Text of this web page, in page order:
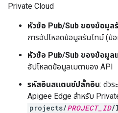
Private Cloud
หัวข้อ Pub/Sub ของข้อมูล
การอัปโหลดข้อมูลรันไทม์ (ข้อ
หัวข้อ Pub/Sub ของข้อมูล
อัปโหลดข้อมูลเมตาของ API
รหัสอินสแตนซ์ปลั๊กอิน: ตัวร
Apigee Edge สำหรับ
projects/PROJECT_ID/